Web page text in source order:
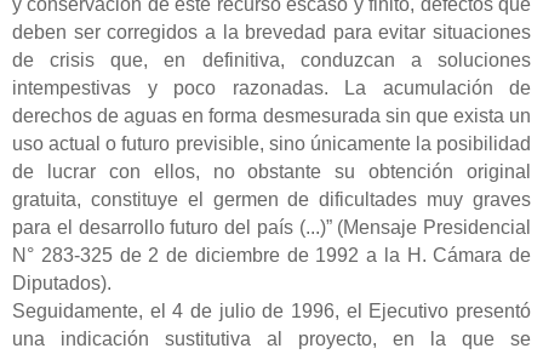
deben ser corregidos a la brevedad para evitar situaciones
de crisis que, en definitiva, conduzcan a soluciones
intempestivas y poco razonadas. La acumulación de
derechos de aguas en forma desmesurada sin que exista un
uso actual o futuro previsible, sino únicamente la posibilidad
de lucrar con ellos, no obstante su obtención original
gratuita, constituye el germen de dificultades muy graves
para el desarrollo futuro del país (...)” (Mensaje Presidencial
N° 283-325 de 2 de diciembre de 1992 a la H. Cámara de
Diputados).
Seguidamente, el 4 de julio de 1996, el Ejecutivo presentó
una indicación sustitutiva al proyecto, en la que se